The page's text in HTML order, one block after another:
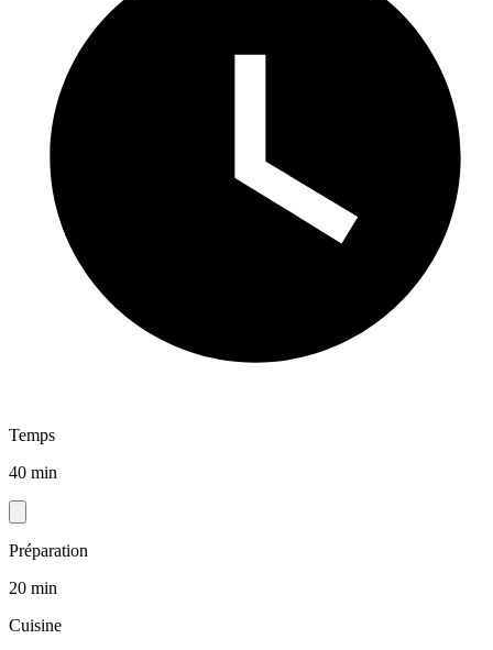
Temps
40 min
Préparation
20 min
Cuisine